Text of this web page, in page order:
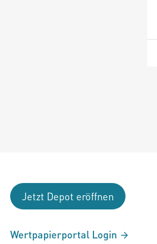
Jetzt Depot eröffnen
Wertpapierportal Login